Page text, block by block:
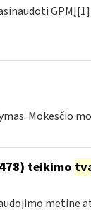
Mokesčio
teikimo
metinė